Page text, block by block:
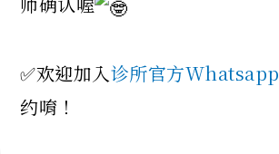
✅欢迎加入诊所官方Whatsapp
约唷！